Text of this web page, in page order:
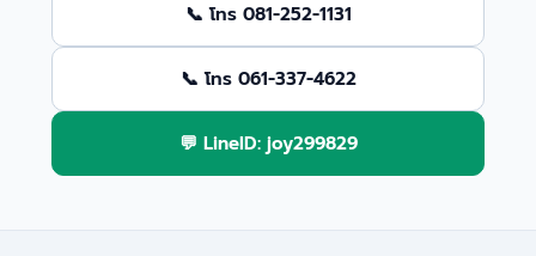
📞 โทร 081-252-1131
📞 โทร 061-337-4622
💬 LineID: joy299829